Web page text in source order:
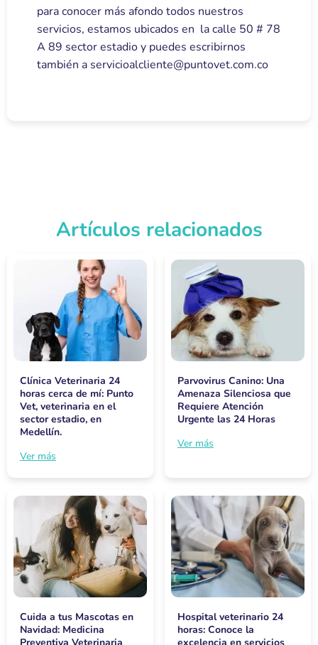
para conocer más afondo todos nuestros
servicios, estamos ubicados en la calle 50 # 78
A 89 sector estadio y puedes escribirnos
también a servicioalcliente@puntovet.com.co
Artículos relacionados
Clínica Veterinaria 24
horas cerca de mí: Punto
Vet, veterinaria en el
sector estadio, en
Medellín.
Ver más
Parvovirus Canino: Una
Amenaza Silenciosa que
Requiere Atención
Urgente las 24 Horas
Ver más
Cuida a tus Mascotas en
Navidad: Medicina
Hospital veterinario 24
horas: Conoce la